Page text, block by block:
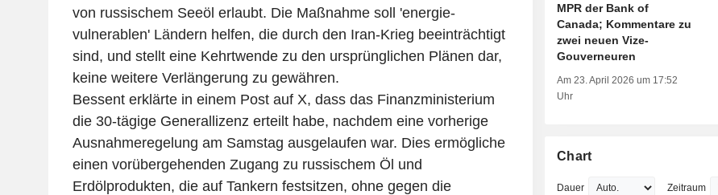
von russischem Seeöl erlaubt. Die Maßnahme soll 'energie-
vulnerablen' Ländern helfen, die durch den Iran-Krieg beeinträchtigt
sind, und stellt eine Kehrtwende zu den ursprünglichen Plänen dar,
keine weitere Verlängerung zu gewähren.
Bessent erklärte in einem Post auf X, dass das Finanzministerium
die 30-tägige Generallizenz erteilt habe, nachdem eine vorherige
Ausnahmeregelung am Samstag ausgelaufen war. Dies ermögliche
einen vorübergehenden Zugang zu russischem Öl und
Erdölprodukten, die auf Tankern festsitzen, ohne gegen die
MPR der Bank of
Canada; Kommentare zu
zwei neuen Vize-
Gouverneuren
Am 23. April 2026 um 17:52
Uhr
Chart
Dauer Zeitraum